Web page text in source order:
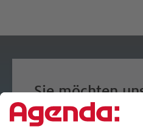
Sie möchten
kennenlernen?